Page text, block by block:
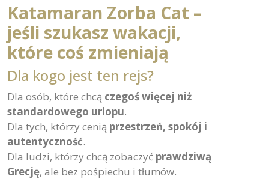
Katamaran Zorba Cat –
jeśli szukasz wakacji,
które coś zmieniają
Dla kogo jest ten rejs?
Dla osób, które chcą czegoś więcej niż
standardowego urlopu.
Dla tych, którzy cenią przestrzeń, spokój i
autentyczność.
Dla ludzi, którzy chcą zobaczyć prawdziwą
Grecję, ale bez pośpiechu i tłumów.